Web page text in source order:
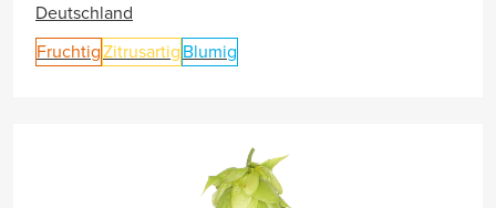
Deutschland
FruchtigZitrusartig Blumig